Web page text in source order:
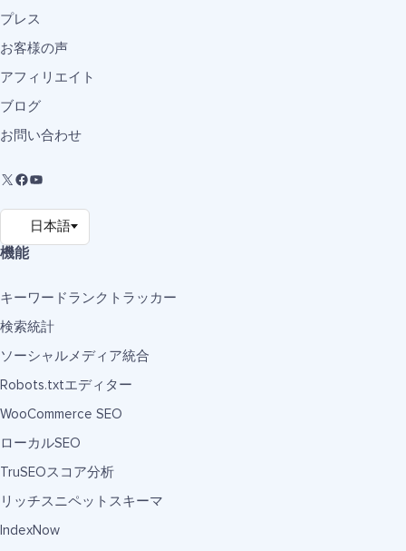
プレス
お客様の声
アフィリエイト
ブログ
お問い合わせ
機能
キーワードランクトラッカー
検索統計
ソーシャルメディア統合
Robots.txtエディター
WooCommerce SEO
ローカルSEO
TruSEOスコア分析
リッチスニペットスキーマ
IndexNow